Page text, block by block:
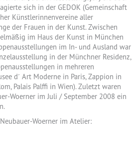
sich in der GEDOK (Gemeinschaft
Künstlerinnenvereine aller
der Frauen in der Kunst. Zwischen
im Haus der Kunst in München
im In- und Ausland war
in der Münchner Residenz,
in mehreren
d´ Art Moderne in Paris, Zappion in
Palais Palffi in Wien). Zuletzt waren
Woerner im Juli / September 2008 ein
Woerner im Atelier: